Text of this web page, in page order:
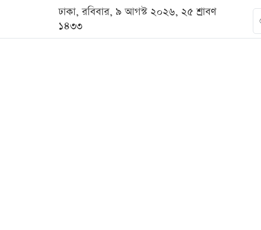
ঢাকা, রবিবার, ৯ আগস্ট ২০২৬, ২৫ শ্রাবণ
১৪৩৩